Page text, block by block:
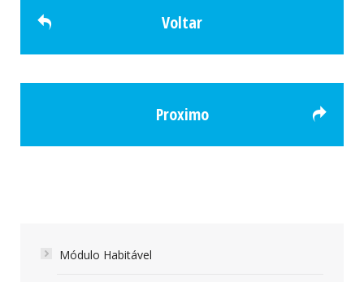
Voltar
Proximo
Módulo Habitável